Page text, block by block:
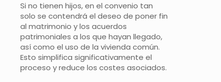
Si no tienen hijos, en el convenio tan
solo se contendrá el deseo de poner fin
al matrimonio y los acuerdos
patrimoniales a los que hayan llegado,
así como el uso de la vivienda común.
Esto simplifica significativamente el
proceso y reduce los costes asociados.